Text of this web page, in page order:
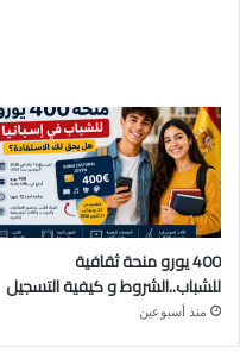
400 يورو منحة ثقافية
للشباب..الشروط و كيفية التسجيل
منذ أسبوعين